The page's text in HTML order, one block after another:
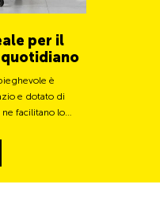
per il
è
e dotato di
facilitano lo